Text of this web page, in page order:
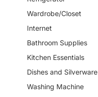
Wardrobe/Closet
Internet
Bathroom Supplies
Kitchen Essentials
Dishes and Silverware
Washing Machine